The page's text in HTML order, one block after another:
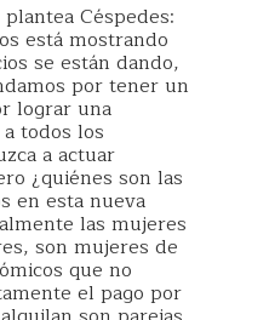
Céspedes:
está mostrando
se están dando,
por tener un
lograr una
todos los
a actuar
¿quiénes son las
en esta nueva
las mujeres
son mujeres de
que no
el pago por